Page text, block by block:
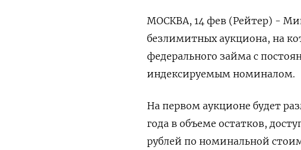
МОСКВА, 14 фев (Рейтер) -
безлимитных аукциона, на
федерального займа с
индексируемым номиналом.
На первом аукционе будет
года в объеме остатков,
рублей по номинальной